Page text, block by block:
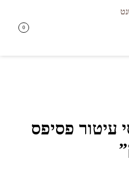
0
עיטור פסיפס
0